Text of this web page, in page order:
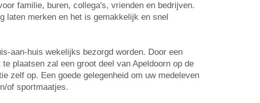
familie, buren, collega's, vrienden en bedrijven.
laten merken en het is gemakkelijk en snel
aan-huis wekelijks bezorgd worden. Door een
plaatsen zal een groot deel van Apeldoorn op de
zelf op. Een goede gelegenheid om uw medeleven
of sportmaatjes.